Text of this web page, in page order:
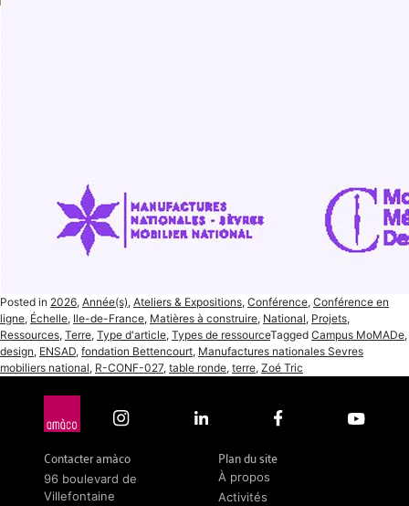
Posted in 2026, Année(s), Ateliers & Expositions, Conférence, Conférence en
ligne, Échelle, Ile-de-France, Matières à construire, National, Projets,
Ressources, Terre, Type d'article, Types de ressourceTagged Campus MoMADe,
design, ENSAD, fondation Bettencourt, Manufactures nationales Sevres
mobiliers national, R-CONF-027, table ronde, terre, Zoé Tric
Contacter amàco
96 boulevard de
Villefontaine
Plan du site
À propos
Activités